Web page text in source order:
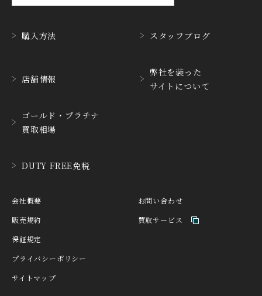
HARRY WINSTON
HEINRICH-GEISEN
ハインリッヒ ガイセン
HORAE
ホライ
IKEPOD INCIPIO
JAEGER LE COULTRE
ジャガー・ルクルト
購入方法
店舗情報
ゴールド・プラチナ
買取相場
DUTY FREE免税
スタッフブログ
弊社を装った
サイトについて
会社概要
販売規約
保証規定
プライバシーポリシー
サイトマップ
お問い合わせ
買取サービス